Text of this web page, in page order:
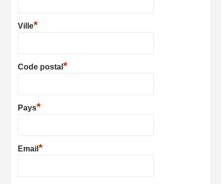
Ville*
Code postal *
Pays*
Email *